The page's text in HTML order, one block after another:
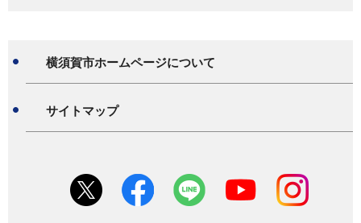
横須賀市ホームページについて
サイトマップ